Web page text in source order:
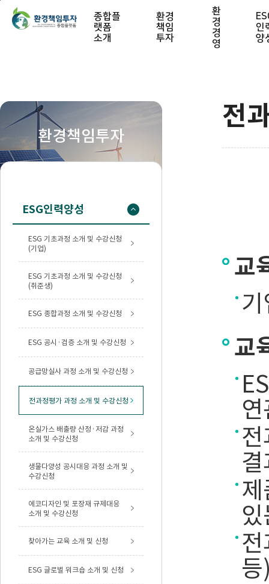
본문 바로가기
종합플
랫폼
소개
환경
책임
투자
환
경
경
영
인
양
환경책임투자
ESG인력양성
ESG 기초과정 소개 및 수강신청
(기업)
ESG 기초과정 소개 및 수강신청
(취준생)
ESG 종합과정 소개 및 수강신청
ESG 공시·검증 소개 및 수강신청
공급망실사 과정 소개 및 수강신청
전과정평가 과정 소개 및 수강신청
온실가스 배출량 산정·저감 과정
소개 및 수강신청
생물다양성 공시대응 과정 소개 및
수강신청
에코디자인 및 포장재 규제대응
소개 및 수강신청
찾아가는 교육 소개 및 신청
ESG 글로벌 워크숍 소개 및 신청
전
교
교